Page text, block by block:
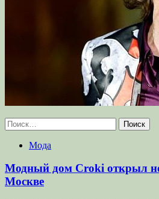
Найти:
Мода
Модный дом Croki открыл
Москве